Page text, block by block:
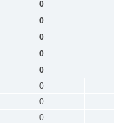
0
0
0
0
0
0
0
0